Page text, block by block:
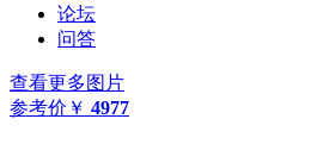
论坛
问答
查看更多图片
参考价 ￥ 4977